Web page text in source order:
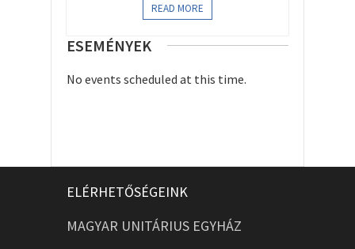
READ MORE
ESEMÉNYEK
No events scheduled at this time.
ELÉRHETŐSÉGEINK
MAGYAR UNITÁRIUS EGYHÁZ